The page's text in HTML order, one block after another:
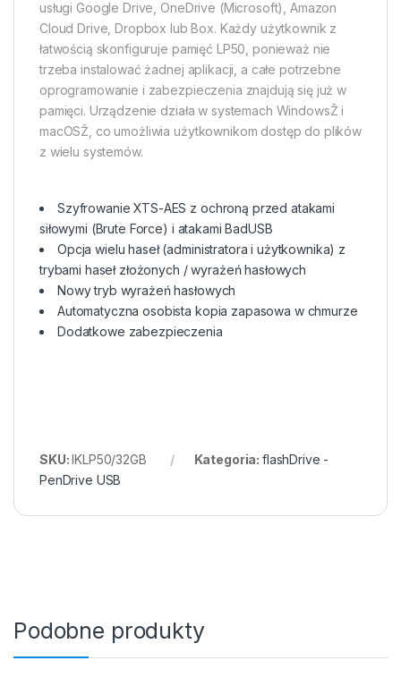
usługi Google Drive, OneDrive (Microsoft), Amazon
Cloud Drive, Dropbox lub Box. Każdy użytkownik z
łatwością skonfiguruje pamięć LP50, ponieważ nie
trzeba instalować żadnej aplikacji, a całe potrzebne
oprogramowanie i zabezpieczenia znajdują się już w
pamięci. Urządzenie działa w systemach WindowsŽ i
macOSŽ, co umożliwia użytkownikom dostęp do plików
z wielu systemów.
Szyfrowanie XTS-AES z ochroną przed atakami
siłowymi (Brute Force) i atakami BadUSB
Opcja wielu haseł (administratora i użytkownika) z
trybami haseł złożonych / wyrażeń hasłowych
Nowy tryb wyrażeń hasłowych
Automatyczna osobista kopia zapasowa w chmurze
Dodatkowe zabezpieczenia
SKU:IKLP50/32GB Kategoria: flashDrive -
PenDrive USB
Podobne produkty